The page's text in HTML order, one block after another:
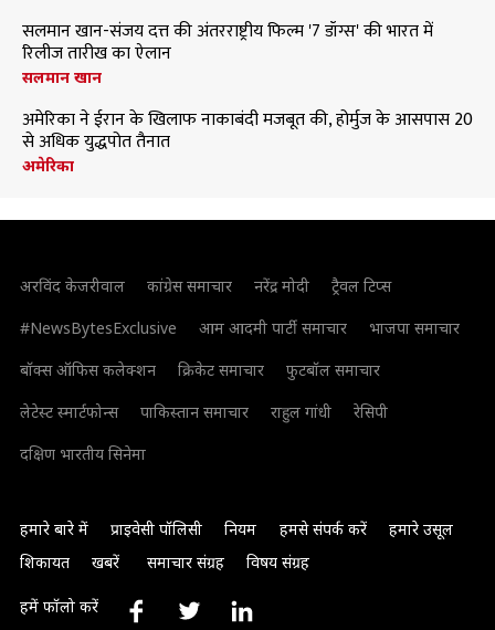
सलमान खान-संजय दत्त की अंतरराष्ट्रीय फिल्म '7 डॉग्स' की भारत में
रिलीज तारीख का ऐलान
सलमान खान
अमेरिका ने ईरान के खिलाफ नाकाबंदी मजबूत की, होर्मुज के आसपास 20
से अधिक युद्धपोत तैनात
अमेरिका
अरविंद केजरीवाल कांग्रेस समाचार नरेंद्र मोदी
ट्रैवल टिप्स
#NewsBytesExclusive
आम आदमी पार्टी समाचार
भाजपा समाचार
बॉक्स ऑफिस कलेक्शन
क्रिकेट समाचार
फुटबॉल समाचार
लेटेस्ट स्मार्टफोन्स
पाकिस्तान समाचार राहुल गांधी
रेसिपी
दक्षिण भारतीय सिनेमा
हमारे बारे में प्राइवेसी पॉलिसी नियम हमसे संपर्क करें
हमारे उसूल
शिकायत
खबरें समाचार संग्रह विषय संग्रह
हमें फॉलो करें